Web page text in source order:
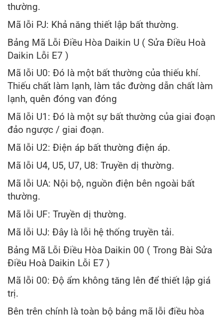
thường.
Mã lỗi PJ: Khả năng thiết lập bất thường.
Bảng Mã Lỗi Điều Hòa Daikin U ( Sửa Điều Hoà
Daikin Lỗi E7 )
Mã lỗi U0: Đó là một bất thường của thiếu khí.
Thiếu chất làm lạnh, làm tắc đường dẫn chất làm
lạnh, quên đóng van đóng
Mã lỗi U1: Đó là một sự bất thường của giai đoạn
đảo ngược / giai đoạn.
Mã lỗi U2: Điện áp bất thường điện áp.
Mã lỗi U4, U5, U7, U8: Truyền dị thường.
Mã lỗi UA: Nội bộ, nguồn điện bên ngoài bất
thường.
Mã lỗi UF: Truyền dị thường.
Mã lỗi UJ: Đây là lỗi hệ thống truyền tải.
Bảng Mã Lỗi Điều Hòa Daikin 00 ( Trong Bài Sửa
Điều Hoà Daikin Lỗi E7 )
Mã lỗi 00: Độ ẩm không tăng lên để thiết lập giá
trị.
Bên trên chính là toàn bộ bảng mã lỗi điều hòa